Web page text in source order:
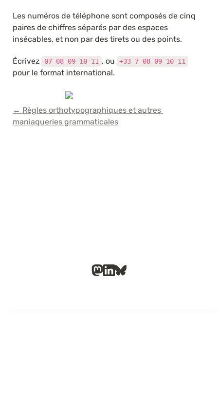
Les numéros de téléphone sont composés de cinq
paires de chiffres séparés par des espaces
insécables, et non par des tirets ou des points.
Écrivez 07 08 09 10 11 , ou +33 7 08 09 10 11
pour le format international.
← Règles orthotypographiques et autres
maniaqueries grammaticales